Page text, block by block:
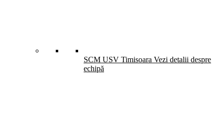
SCM USV Timisoara Vezi detalii despre
echipă